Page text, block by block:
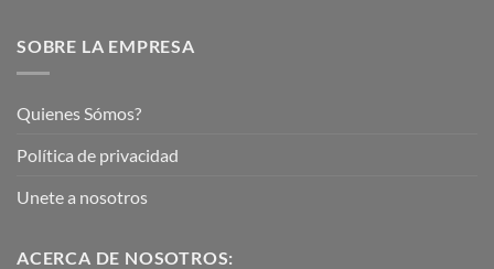
SOBRE LA EMPRESA
Quienes Sómos?
Política de privacidad
Unete a nosotros
ACERCA DE NOSOTROS: